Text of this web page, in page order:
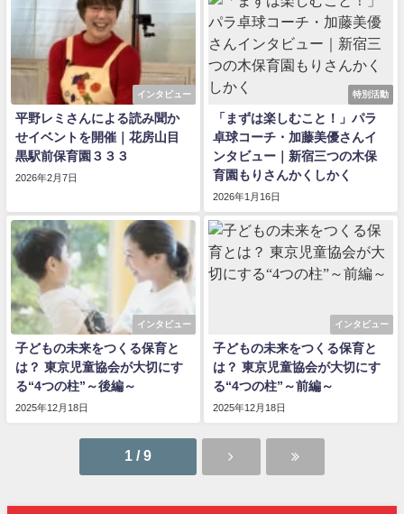
インタビュー
平野レミさんによる読み聞か
せイベントを開催｜花房山目
黒駅前保育園３３３
2026年2月7日
特別活動
「まずは楽しむこと！」パラ
卓球コーチ・加藤美優さんイ
ンタビュー｜新宿三つの木保
育園もりさんかくしかく
2026年1月16日
インタビュー
子どもの未来をつくる保育と
は？ 東京児童協会が大切にす
る“4つの柱”～後編～
2025年12月18日
インタビュー
子どもの未来をつくる保育と
は？ 東京児童協会が大切にす
る“4つの柱”～前編～
2025年12月18日
1 / 9